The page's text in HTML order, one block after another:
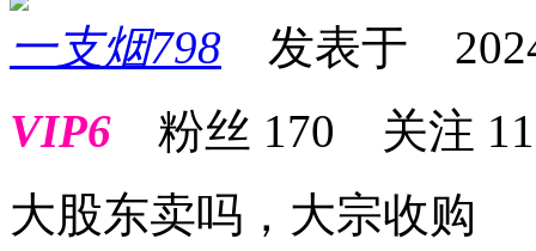
一支烟798 发表于
VIP6 粉丝 170 关注 11
大股东卖吗，大宗收购